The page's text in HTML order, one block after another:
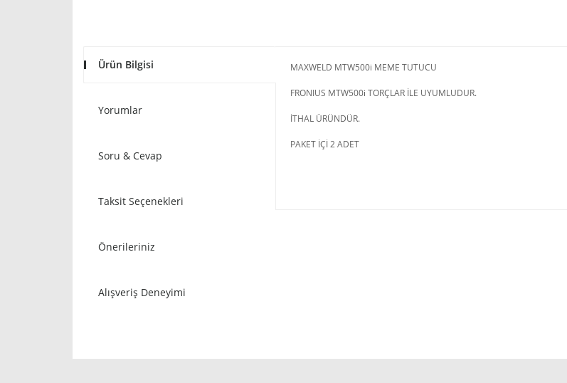
Ürün Bilgisi
Yorumlar
Soru & Cevap
Taksit Seçenekleri
Önerileriniz
Alışveriş Deneyimi
MAXWELD MTW500i MEME TUTUCU
FRONIUS MTW500i TORÇLAR İLE UYUMLUDUR.
İTHAL ÜRÜNDÜR.
PAKET İÇİ 2 ADET